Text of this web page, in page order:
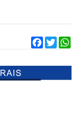
Facebook
Twitter